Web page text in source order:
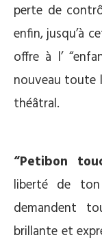
perte de
enfin, jusqu’à
offre à l’
nouveau toute
théâtral.
“Petibon
liberté de
demandent
brillante et